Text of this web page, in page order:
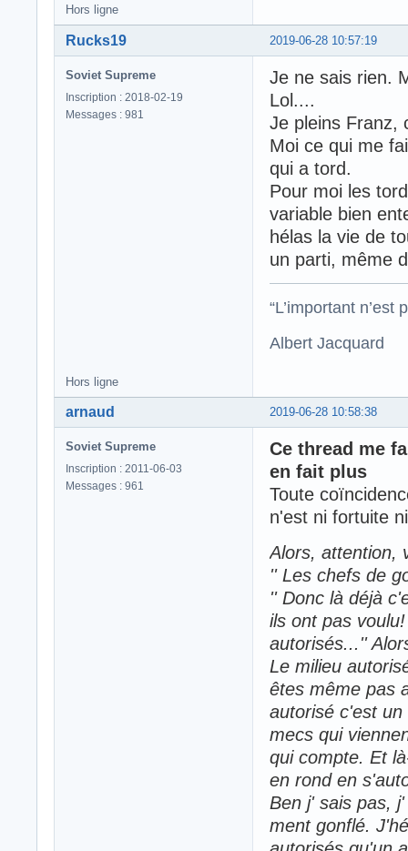
Hors ligne
2019-06-28 10:57:19
Rucks19
Soviet Supreme
Inscription : 2018-02-19
Messages : 981
Je ne sais rien.
Lol....
Je pleins Franz,
Moi ce qui me
qui a tord.
Pour moi les
variable bien
hélas la vie de
un parti, même
“L’important
Albert Jacquard
Hors ligne
2019-06-28 10:58:38
arnaud
Soviet Supreme
Inscription : 2011-06-03
Messages : 961
Ce thread me
en fait plus
Toute
n'est ni fortuite
Alors, attention,
'' Les chefs de
'' Donc là déjà
ils ont pas
autorisés...''
Le milieu
êtes même pas
autorisé c'est
mecs qui
qui compte. Et
en rond en
Ben j' sais pas,
ment gonflé.